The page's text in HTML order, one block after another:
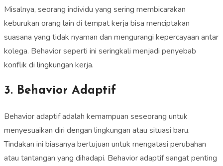
Misalnya, seorang individu yang sering membicarakan
keburukan orang lain di tempat kerja bisa menciptakan
suasana yang tidak nyaman dan mengurangi kepercayaan antar
kolega. Behavior seperti ini seringkali menjadi penyebab
konflik di lingkungan kerja.
3. Behavior Adaptif
Behavior adaptif adalah kemampuan seseorang untuk
menyesuaikan diri dengan lingkungan atau situasi baru.
Tindakan ini biasanya bertujuan untuk mengatasi perubahan
atau tantangan yang dihadapi. Behavior adaptif sangat penting